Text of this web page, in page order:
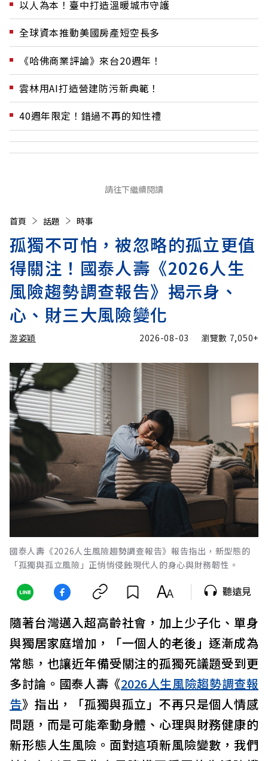
以人為本！臺中打造溫暖城市守護
全球資本推動美國房產短空長多
《哈佛商業評論》來台20週年！
雲林用AI打造營建防污新典範！
40週年限定！錯過不再的知性禮
請往下繼續閱讀
首頁 話題 時事
孤獨不可怕，被忽略的孤立更值
得關注！國泰人壽《2026人生
風險趨勢調查報告》揭示身、
心、財三大風險變化
游姿穎 2026-08-03 瀏覽數 7,050+
國泰人壽《2026人生風險趨勢調查報告》報告指出，新型態的
「孤獨與孤立風險」正悄悄侵蝕現代人的身心與財務韌性。
聽遠見
隨著台灣邁入超高齡社會，加上少子化、單身
與獨居家庭增加，「一個人的老後」逐漸成為
常態，也讓近年備受關注的孤獨死議題受到更
多討論。國泰人壽《2026人生風險趨勢調查報
告》指出，「孤獨與孤立」不再只是個人情感
問題，而是可能牽動身體、心理與財務健康的
新形態人生風險。面對這項新風險變數，我們